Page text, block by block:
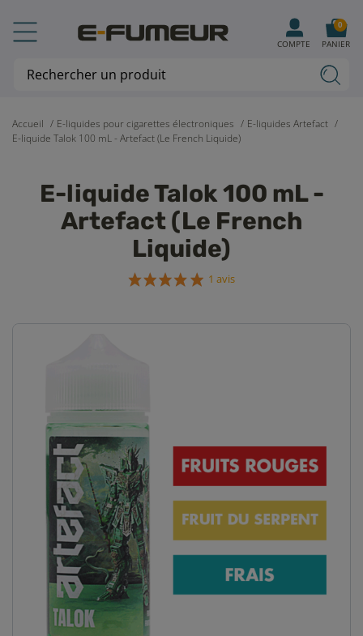
Accueil E-liquides pour cigarettes électroniques
E-liquides Artefact
E-liquide Talok 100 mL - Artefact (Le French Liquide)
E-liquide Talok 100 mL -
Artefact (Le French
Liquide)
1 avis
COMPTE PANIER
0